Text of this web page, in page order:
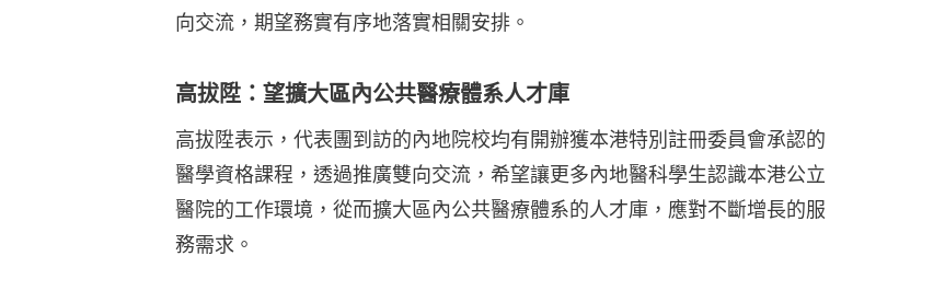
向交流，期望務實有序地落實相關安排。
高拔陞：望擴大區內公共醫療體系人才庫
高拔陞表示，代表團到訪的內地院校均有開辦獲本港特別註冊委員會承認的
醫學資格課程，透過推廣雙向交流，希望讓更多內地醫科學生認識本港公立
醫院的工作環境，從而擴大區內公共醫療體系的人才庫，應對不斷增長的服
務需求。